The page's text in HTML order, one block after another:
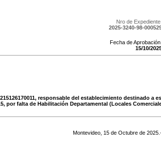
Nro de
2025-3240-98-
Fecha de
15/10/
responsable del establecimiento destinado a
por falta de Habilitación Departamental (Locales
Montevideo, 15 de Octubre de 2025